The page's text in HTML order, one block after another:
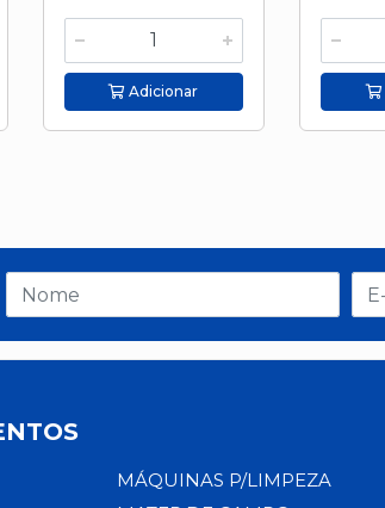
Adicionar
MÁQUINAS P/LIMPEZA